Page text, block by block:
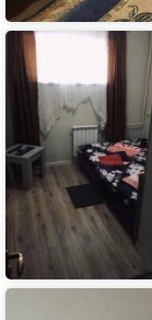
Гостиница
City
Hotel
Гостиница